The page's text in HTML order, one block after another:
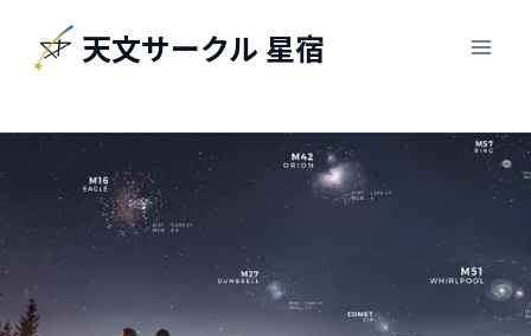
キ
プ
天文サークル 星宿